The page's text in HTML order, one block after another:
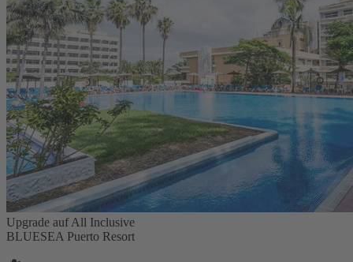
Upgrade auf All Inclusive
BLUESEA Puerto Resort